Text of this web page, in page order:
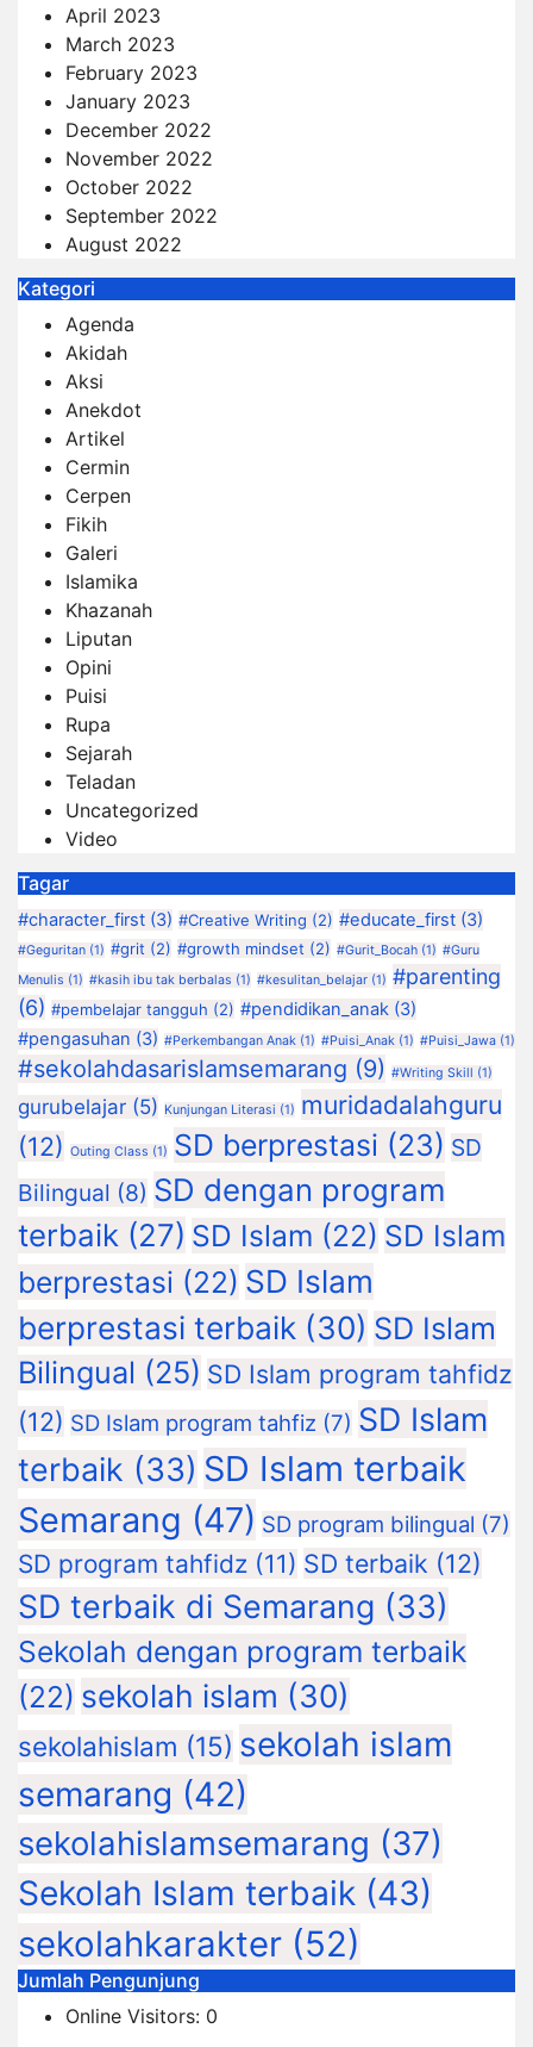
April 2023
March 2023
February 2023
January 2023
December 2022
November 2022
October 2022
September 2022
August 2022
Kategori
Agenda
Akidah
Aksi
Anekdot
Artikel
Cermin
Cerpen
Fikih
Galeri
Islamika
Khazanah
Liputan
Opini
Puisi
Rupa
Sejarah
Teladan
Uncategorized
Video
Tagar
#character_first (3) #Creative Writing (2) #educate_first (3)
#Geguritan (1) #grit (2) #growth mindset (2) #Gurit_Bocah (1) #Guru
Menulis (1) #kasih ibu tak berbalas (1) #kesulitan_belajar (1) #parenting
(6) #pembelajar tangguh (2) #pendidikan_anak (3)
#pengasuhan (3) #Perkembangan Anak (1) #Puisi_Anak (1) #Puisi_Jawa (1)
#sekolahdasarislamsemarang (9) #Writing Skill (1)
gurubelajar (5) Kunjungan Literasi (1) muridadalahguru
(12) Outing Class (1) SD berprestasi (23) SD
Bilingual (8) SD dengan program
terbaik (27) SD Islam (22) SD Islam
berprestasi (22) SD Islam
berprestasi terbaik (30) SD Islam
Bilingual (25) SD Islam program tahfidz
(12) SD Islam program tahfiz (7) SD Islam
terbaik (33) SD Islam terbaik
Semarang (47) SD program bilingual (7)
SD program tahfidz (11) SD terbaik (12)
SD terbaik di Semarang (33)
Sekolah dengan program terbaik
(22) sekolah islam (30)
sekolahislam (15) sekolah islam
semarang (42)
sekolahislamsemarang (37)
Sekolah Islam terbaik (43)
sekolahkarakter (52)
Jumlah Pengunjung
Online Visitors: 0